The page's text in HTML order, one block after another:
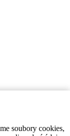
soubory cookies,